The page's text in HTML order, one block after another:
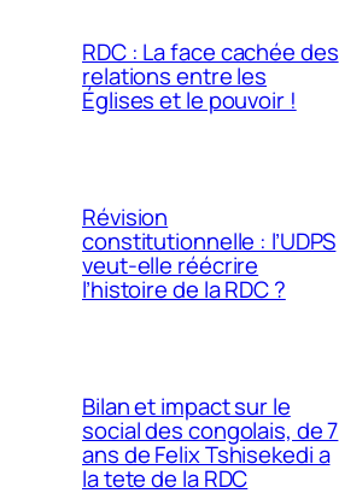
RDC : La face cachée des
relations entre les
Églises et le pouvoir !
Révision
constitutionnelle : l’UDPS
veut-elle réécrire
l’histoire de la RDC ?
Bilan et impact sur le
social des congolais, de 7
ans de Felix Tshisekedi a
la tete de la RDC